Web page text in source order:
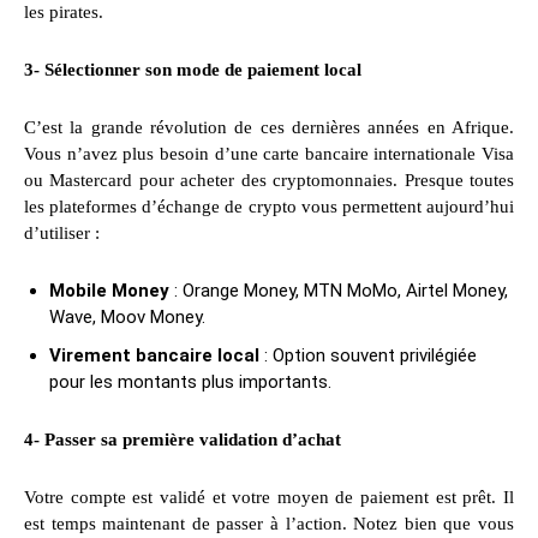
les pirates.
3- Sélectionner son mode de paiement local
C’est la grande révolution de ces dernières années en Afrique.
Vous n’avez plus besoin d’une carte bancaire internationale Visa
ou Mastercard pour acheter des cryptomonnaies. Presque toutes
les plateformes d’échange de crypto vous permettent aujourd’hui
d’utiliser :
Mobile Money : Orange Money, MTN MoMo, Airtel Money,
Wave, Moov Money.
Virement bancaire local : Option souvent privilégiée
pour les montants plus importants.
4- Passer sa première validation d’achat
Votre compte est validé et votre moyen de paiement est prêt. Il
est temps maintenant de passer à l’action. Notez bien que vous